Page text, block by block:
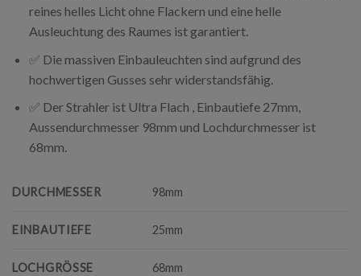
reines helles Licht ohne Flackern und eine helle
Ausleuchtung des Raumes ist garantiert.
✅ Die massiven Einbauleuchten sind aufgrund des
hochwertigen Gusses sehr widerstandsfähig.
✅ Der Strahler ist Ultra Flach , Einbautiefe 27mm,
Aussendurchmesser 98mm und Lochdurchmesser ist
68mm.
DURCHMESSER 98mm
EINBAUTIEFE 25mm
LOCHGRÖSSE 68mm